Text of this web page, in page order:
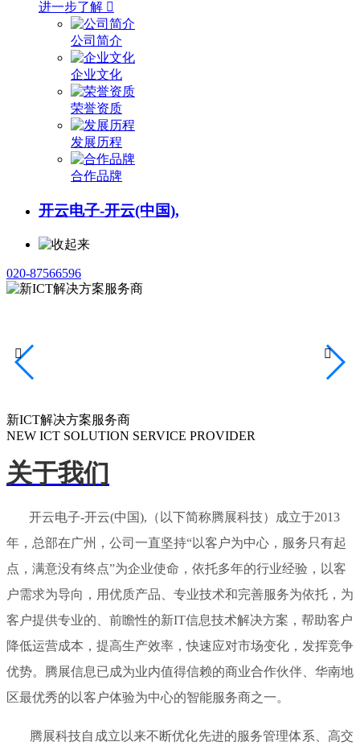
进一步了解 
公司简介
企业文化
荣誉资质
发展历程
合作品牌
开云电子-开云(中国),
020-87566596
新ICT解决方案服务商
NEW ICT SOLUTION SERVICE PROVIDER
 
关于我们
开云电子-开云(中国),（以下简称腾展科技）成立于2013
年，总部在广州，公司一直坚持“以客户为中心，服务只有起
点，满意没有终点”为企业使命，依托多年的行业经验，以客
户需求为导向，用优质产品、专业技术和完善服务为依托，为
客户提供专业的、前瞻性的新IT信息技术解决方案，帮助客户
降低运营成本，提高生产效率，快速应对市场变化，发挥竞争
优势。腾展信息已成为业内值得信赖的商业合作伙伴、华南地
区最优秀的以客户体验为中心的智能服务商之一。
腾展科技自成立以来不断优化先进的服务管理体系、高交